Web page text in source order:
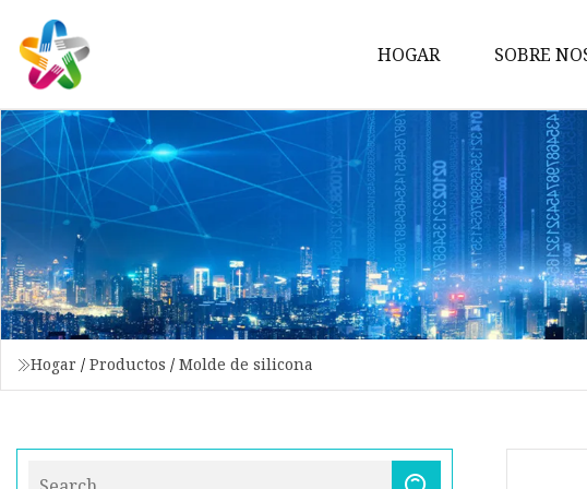
HOGAR SOBRE
Hogar / Productos / Molde de silicona